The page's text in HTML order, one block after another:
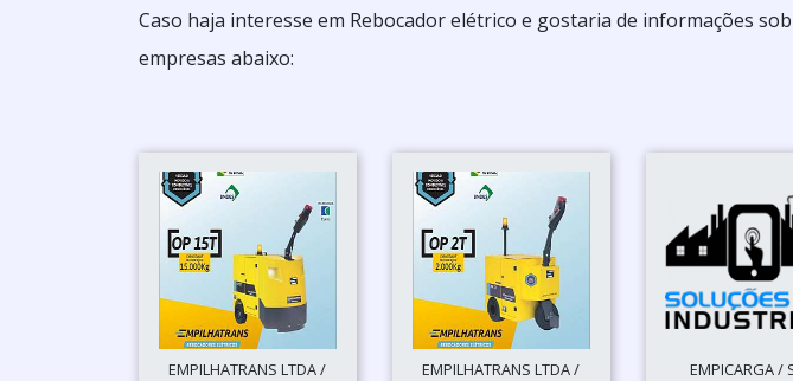
Caso haja interesse em Rebocador elétrico e gostaria de informações
empresas abaixo:
EMPILHATRANS LTDA /
EMPILHATRANS LTDA /
EMPICARGA /